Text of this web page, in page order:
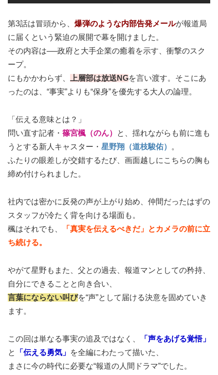
第3話は冒頭から、 爆弾のような内部告発メールが報道局
に届くという緊迫の展開で幕を開けました。
その内容は──政府と大手企業の癒着を示す、衝撃のスク
ープ。
にもかかわらず、 上層部は放送NGを言い渡す。そこにあ
ったのは、“事実”よりも“保身”を優先する大人の論理。
「伝える意味とは？」
問い直す記者・ 篠宮楓（のん）
と、揺れながらも前に進も
うとする新人キャスター・ 星野翔（道枝駿佑）
。
ふたりの眼差しが交錯するたび、画面越しにこちらの胸も
締め付けられました。
社内では密かに反発の声が上がり始め、仲間だったはずの
スタッフが冷たく背を向ける場面も。
楓はそれでも、
「真実を伝えるべきだ」とカメラの前に立
ち続ける。
やがて星野もまた、父との過去、報道マンとしての矜持、
自分にできることと向き合い、
言葉にならない叫びを“声”として届ける決意を固めていき
ます。
この回は単なる事実の追及ではなく、
「声をあげる覚悟」
と
「伝える勇気」 を全編にわたって描いた、
まさに今の時代に必要な“報道の人間ドラマ”でした。